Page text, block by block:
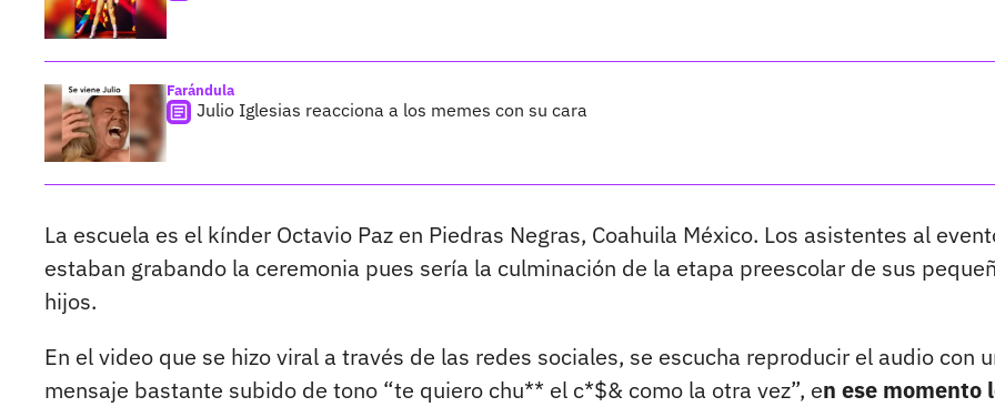
Farándula
Julio Iglesias reacciona a los memes con su cara
La escuela es el kínder Octavio Paz en Piedras Negras, Coahuila México. Los asistentes al
estaban grabando la ceremonia pues sería la culminación de la etapa preescolar de sus
hijos.
En el video que se hizo viral a través de las redes sociales, se escucha reproducir el audio con
mensaje bastante subido de tono “te quiero chu** el c*$& como la otra vez”, en ese momento